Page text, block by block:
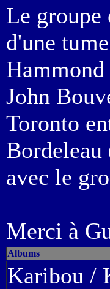
Le groupe
d'une
John
Toronto
avec le
Merci à
Albums
Karibou /